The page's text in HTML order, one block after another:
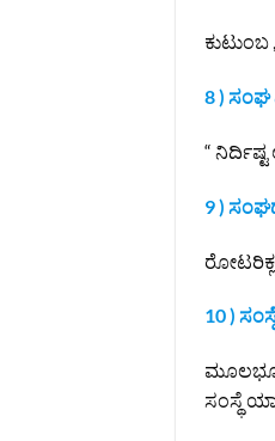
8 ) ಸಂಘ
“
9 )
10 )
ಸಂಸ್ಥೆ